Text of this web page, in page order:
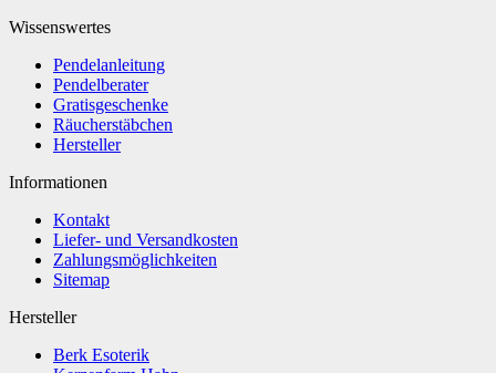
Wissenswertes
Pendelanleitung
Pendelberater
Gratisgeschenke
Räucherstäbchen
Hersteller
Informationen
Kontakt
Liefer- und Versandkosten
Zahlungsmöglichkeiten
Sitemap
Hersteller
Berk Esoterik